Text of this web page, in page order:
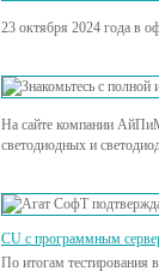
23 октября 2024 года в
На сайте компании
светодиодных и
CU с программным
По итогам